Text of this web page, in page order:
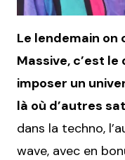
Le lendemain
Massive, c’est
imposer un
là où d’autres
dans la techno,
wave, avec en